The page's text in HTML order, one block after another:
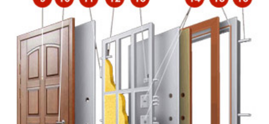
Вывод звонков
Утепление дверной коробки
Перенос звонка